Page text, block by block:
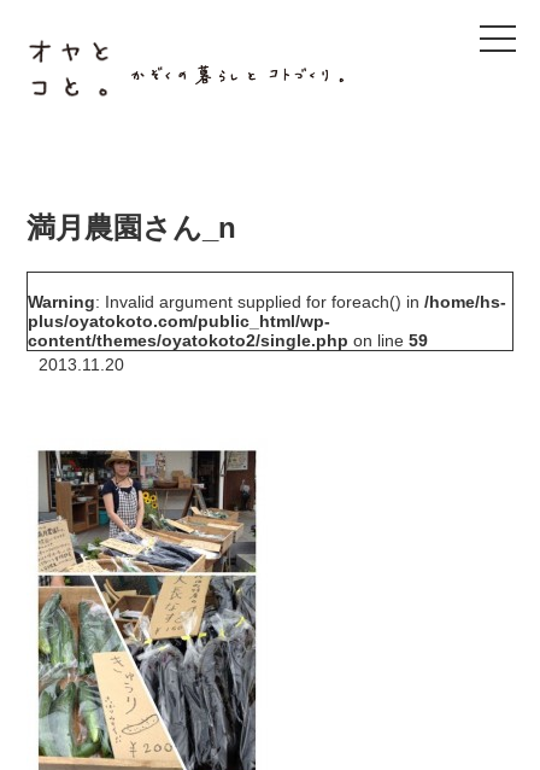
満月農園さん_n
Warning: Invalid argument supplied for foreach() in/home/hs-
plus/oyatokoto.com/public_html/wp-
content/themes/oyatokoto2/single.php on line59
2013.11.20
t
o
i
n